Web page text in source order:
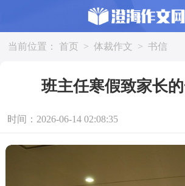
当前位置： 首页 > 体裁作文 > 书信
班主任寒假致家长
时间：2026-06-14 02:08:35